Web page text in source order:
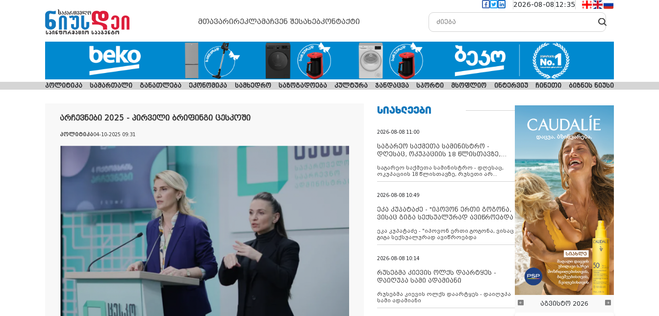
2026-08-08 12:35
მთავარირეკლამაჩვენ შესახებკონტაქტი
პოლიტიკა სამართალი განათლება ეკონომიკა სამხედრო საზოგადოება კულტურა ჯანდაცვა სპორტი მსოფლიო ინტერვიუ ჩინეთი ბიზნეს ნიუსი
არჩევნები 2025 - პირველი ბრიფინგი ცესკოში
პოლიტიკა04-10-2025 09:31
ᲡᲘᲐᲮᲚᲔᲔᲑᲘ
2026-08-08 11:00
საგარეო საქმეთა სამინისტრო -
დღესაც, ოკუპაციის 18 წლისთავზე,
შუამავლ
საგარეო საქმეთა სამინისტრო - დღესაც,
ოკუპაციის 18 წლისთავზე, რუსეთი არ
ასრულებს ევროკავშირის შუამავლობით
შეწყვეტის შეთანხმებას. მეტიც, რუსეთი
ოკუპირებულ რეგიონებში, აგრძელებს მათი
მილიტარიზაციის პროცესს და აქტიურად
დგამს ნაბიჯებს მათი ფაქტობრივი
2026-08-08 10:49
ეკა კუპატაძე - "იპოვონ ერთი გოგონა,
ვისაც გიგა სექსუალურად ავიწროებდა
ეკა კუპატაძე - "იპოვონ ერთი გოგონა, ვისაც
გიგა სექსუალურად ავიწროებდა
2026-08-08 10:14
რუსებმა კიევის ოლქს დაარტყეს -
დაიღუპა სამი ადამიანი
რუსებმა კიევის ოლქს დაარტყეს - დაიღუპა
სამი ადამიანი
აგვისტო 2026